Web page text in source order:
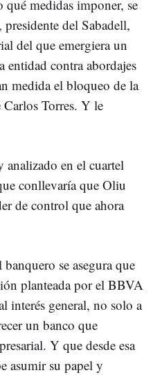
qué medidas imponer, se
del Sabadell,
del que emergiera un
entidad contra abordajes
medida el bloqueo de la
Torres. Y le
en el cuartel
conllevaría que Oliu
de control que ahora
se asegura que
planteada por el BBVA
interés general, no solo a
un banco que
Y que desde esa
asumir su papel y